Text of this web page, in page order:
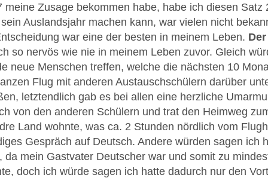
meine Zusage bekommen habe, habe ich diesen
Auslandsjahr machen kann, war vielen nicht
war eine der besten in meinem Leben.
so nervös wie nie in meinem Leben zuvor. Gleich
neue Menschen treffen, welche die nächsten 10
Flug mit anderen Austauschschülern darüber
letztendlich gab es bei allen eine herzliche
von den anderen Schülern und trat den Heimweg
Land wohnte, was ca. 2 Stunden nördlich vom
Gespräch auf Deutsch. Andere würden sagen ich
da mein Gastvater Deutscher war und somit zu
doch ich würde sagen ich hatte dadurch nur den